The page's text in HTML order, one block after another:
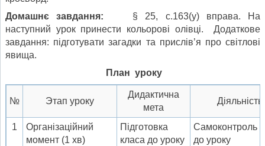
Домашнє завдання: § 25, с.163(у) вправа. На
наступний урок принести кольорові олівці. Додаткове
завдання: підготувати загадки та прислів’я про світлові
явища.
План уроку
№ Этап уроку
Дидактична
мета
1
Організаційний
момент (1 хв)
Підготовка
класа до уроку
Самоконтроль
до уроку